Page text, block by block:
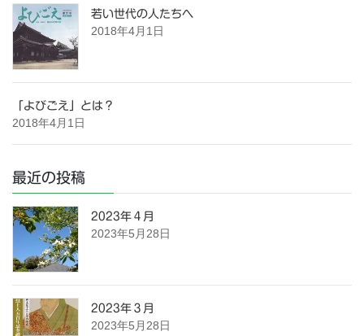
若い世代の人たちへ
2018年4月1日
「よびごえ」とは？
2018年4月1日
最近の投稿
2023年４月
2023年5月28日
2023年３月
2023年5月28日